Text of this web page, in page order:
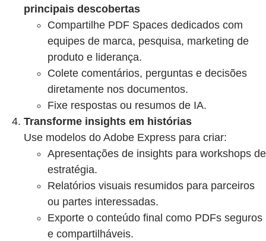
principais descobertas
Compartilhe PDF Spaces dedicados com
equipes de marca, pesquisa, marketing de
produto e liderança.
Colete comentários, perguntas e decisões
diretamente nos documentos.
Fixe respostas ou resumos de IA.
Transforme insights em histórias
Use modelos do Adobe Express para criar:
Apresentações de insights para workshops de
estratégia.
Relatórios visuais resumidos para parceiros
ou partes interessadas.
Exporte o conteúdo final como PDFs seguros
e compartilháveis.